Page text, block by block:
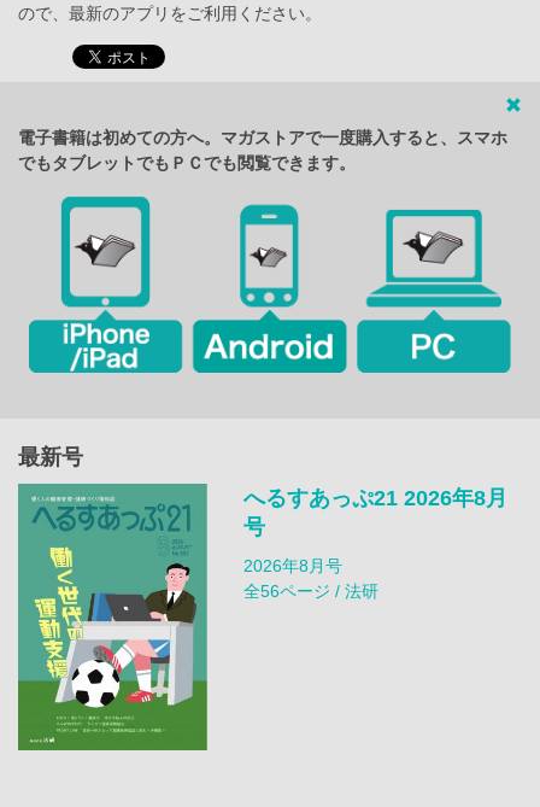
ので、最新のアプリをご利用ください。
電子書籍は初めての方へ。マガストアで一度購入すると、スマホ
でもタブレットでもＰＣでも閲覧できます。
最新号
へるすあっぷ21 2026年8月
号
2026年8月号
全56ページ / 法研